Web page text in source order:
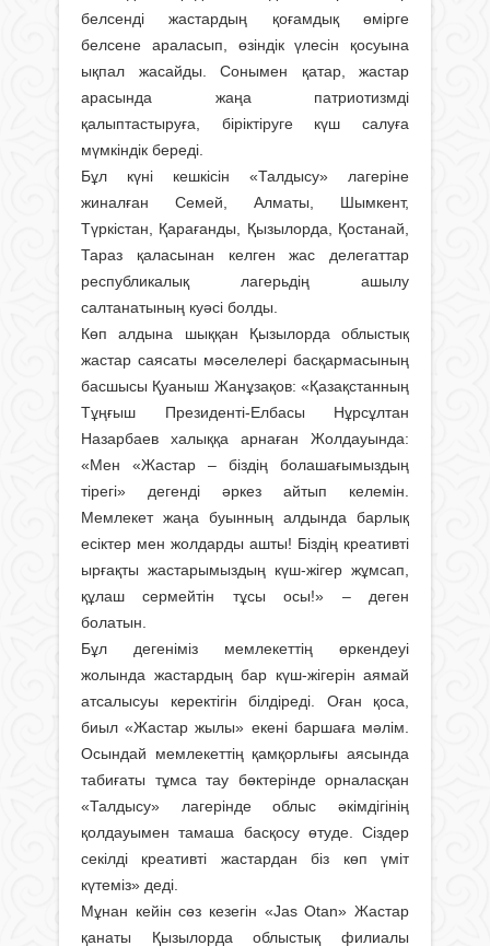
белсенді жастардың қоғамдық өмірге
белсене араласып, өзіндік үлесін қосуына
ықпал жасайды. Сонымен қатар, жастар
арасында жаңа патриотизмді
қалыптастыруға, біріктіруге күш салуға
мүмкіндік береді.
Бұл күні кешкісін «Талдысу» лагеріне
жиналған Семей, Алматы, Шымкент,
Түркістан, Қарағанды, Қызылорда, Қостанай,
Тараз қаласынан келген жас делегаттар
республикалық лагерьдің ашылу
салтанатының куәсі болды.
Көп алдына шыққан Қызылорда облыстық
жастар саясаты мәселелері басқармасының
басшысы Қуаныш Жанұзақов: «Қазақстанның
Тұңғыш Президенті-Елбасы Нұрсұлтан
Назарбаев халыққа арнаған Жолдауында:
«Мен «Жастар – біздің болашағымыздың
тірегі» дегенді әркез айтып келемін.
Мемлекет жаңа буынның алдында барлық
есіктер мен жолдарды ашты! Біздің креативті
ырғақты жастарымыздың күш-жігер жұмсап,
құлаш сермейтін тұсы осы!» – деген
болатын.
Бұл дегеніміз мемлекеттің өркендеуі
жолында жастардың бар күш-жігерін аямай
атсалысуы керектігін білдіреді. Оған қоса,
биыл «Жастар жылы» екені баршаға мәлім.
Осындай мемлекеттің қамқорлығы аясында
табиғаты тұмса тау бөктерінде орналасқан
«Талдысу» лагерінде облыс әкімдігінің
қолдауымен тамаша басқосу өтуде. Сіздер
секілді креативті жастардан біз көп үміт
күтеміз» деді.
Мұнан кейін сөз кезегін «Jas Otan» Жастар
қанаты Қызылорда облыстық филиалы